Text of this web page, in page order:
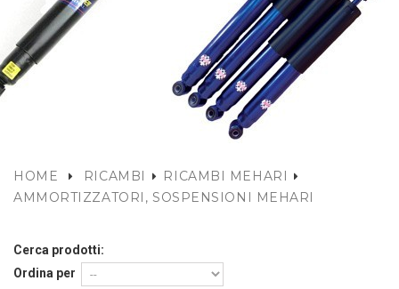
HOME RICAMBI
RICAMBI MEHARI
AMMORTIZZATORI, SOSPENSIONI MEHARI
Cerca prodotti:
Ordina per